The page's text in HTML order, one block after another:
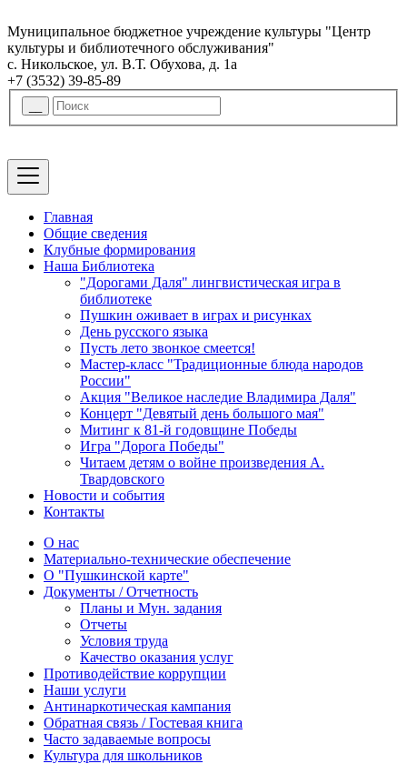
Муниципальное бюджетное учреждение культуры "Центр
культуры и библиотечного обслуживания"
с. Никольское, ул. В.Т. Обухова, д. 1а
+7 (3532) 39-85-89
Главная
Общие сведения
Клубные формирования
Наша Библиотека
"Дорогами Даля" лингвистическая игра в
библиотеке
Пушкин оживает в играх и рисунках
День русского языка
Пусть лето звонкое смеется!
Мастер-класс "Традиционные блюда народов
России"
Акция "Великое наследие Владимира Даля"
Концерт "Девятый день большого мая"
Митинг к 81-й годовщине Победы
Игра "Дорога Победы"
Читаем детям о войне произведения А.
Твардовского
Новости и события
Контакты
О нас
Материально-технические обеспечение
О "Пушкинской карте"
Документы / Отчетность
Планы и Мун. задания
Отчеты
Условия труда
Качество оказания услуг
Противодействие коррупции
Наши услуги
Антинаркотическая кампания
Обратная связь / Гостевая книга
Часто задаваемые вопросы
Культура для школьников